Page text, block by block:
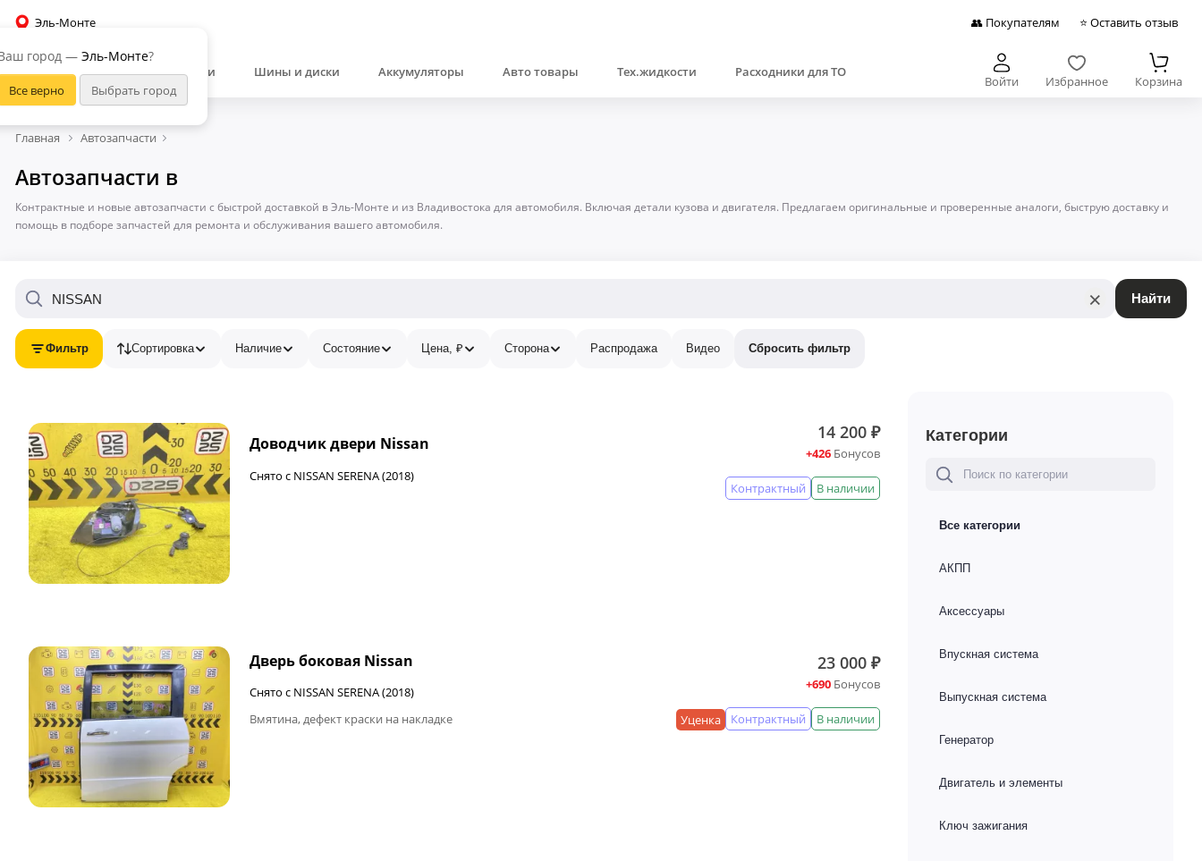
Эль-Монте
город — Эль-Монте?
👥 Покупателям ⭐ Оставить отзыв
Автозапчасти Шины и диски Аккумуляторы Авто товары Тех.жидкости Расходники для ТО
Войти Избранное Корзина
Главная Автозапчасти
Автозапчасти в
Контрактные и новые автозапчасти с быстрой доставкой в Эль-Монте и из Владивостока для автомобиля. Включая детали кузова и двигателя. Предлагаем оригинальные и проверенные аналоги, быструю доставку и
помощь в подборе запчастей для ремонта и обслуживания вашего автомобиля.
× Найти
Фильтр Сортировка Наличие Состояние Цена, ₽ Сторона Распродажа Видео Сбросить фильтр
Доводчик двери Nissan
Снято с NISSAN SERENA (2018)
14 200 ₽
+426Бонусов
В наличии
Контрактный
Дверь боковая Nissan
Снято с NISSAN SERENA (2018)
Вмятина, дефект краски на накладке
23 000 ₽
+690Бонусов
В наличии
Контрактный
Уценка
Категории
Все категории
АКПП
Аксессуары
Впускная система
Выпускная система
Генератор
Двигатель и элементы
Ключ зажигания